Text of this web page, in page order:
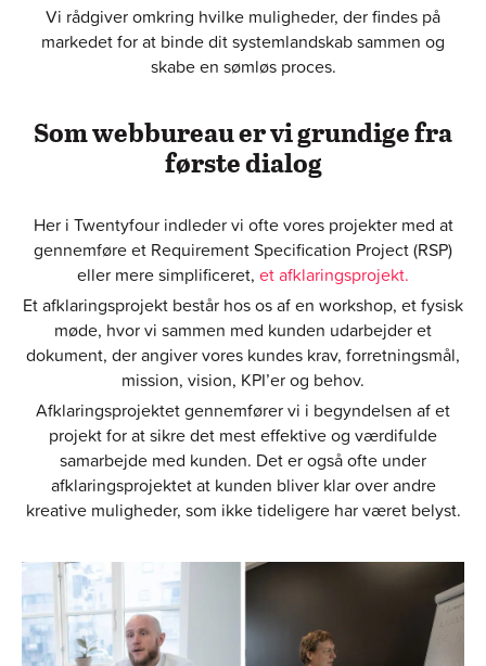
Vi rådgiver omkring hvilke muligheder, der findes på
markedet for at binde dit systemlandskab sammen og
skabe en sømløs proces.
Som webbureau er vi grundige fra
første dialog
Her i Twentyfour indleder vi ofte vores projekter med at
gennemføre et Requirement Specification Project (RSP)
eller mere simplificeret, et afklaringsprojekt.
Et afklaringsprojekt består hos os af en workshop, et fysisk
møde, hvor vi sammen med kunden udarbejder et
dokument, der angiver vores kundes krav, forretningsmål,
mission, vision, KPI’er og behov.
Afklaringsprojektet gennemfører vi i begyndelsen af et
projekt for at sikre det mest effektive og værdifulde
samarbejde med kunden. Det er også ofte under
afklaringsprojektet at kunden bliver klar over andre
kreative muligheder, som ikke tideligere har været belyst.